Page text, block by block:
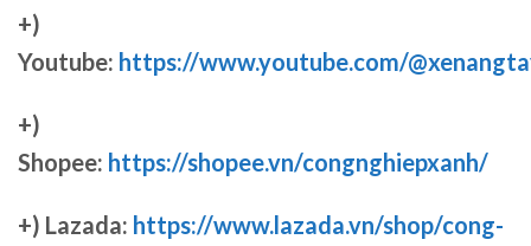
+)
Youtube: https://www.youtube.com/
+)
Shopee: https://shopee.vn/congnghiepxanh/
+) Lazada: https://www.lazada.vn/shop/cong-